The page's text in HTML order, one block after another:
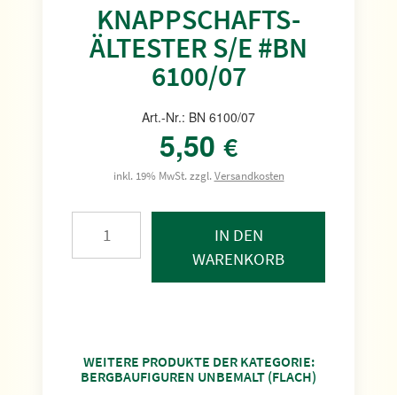
KNAPPSCHAFTS-
ÄLTESTER S/E #BN
6100/07
Art.-Nr.: BN 6100/07
5,50 €
inkl. 19% MwSt. zzgl.Versandkosten
IN DEN
WARENKORB
WEITERE PRODUKTE DER KATEGORIE:
BERGBAUFIGUREN UNBEMALT (FLACH)